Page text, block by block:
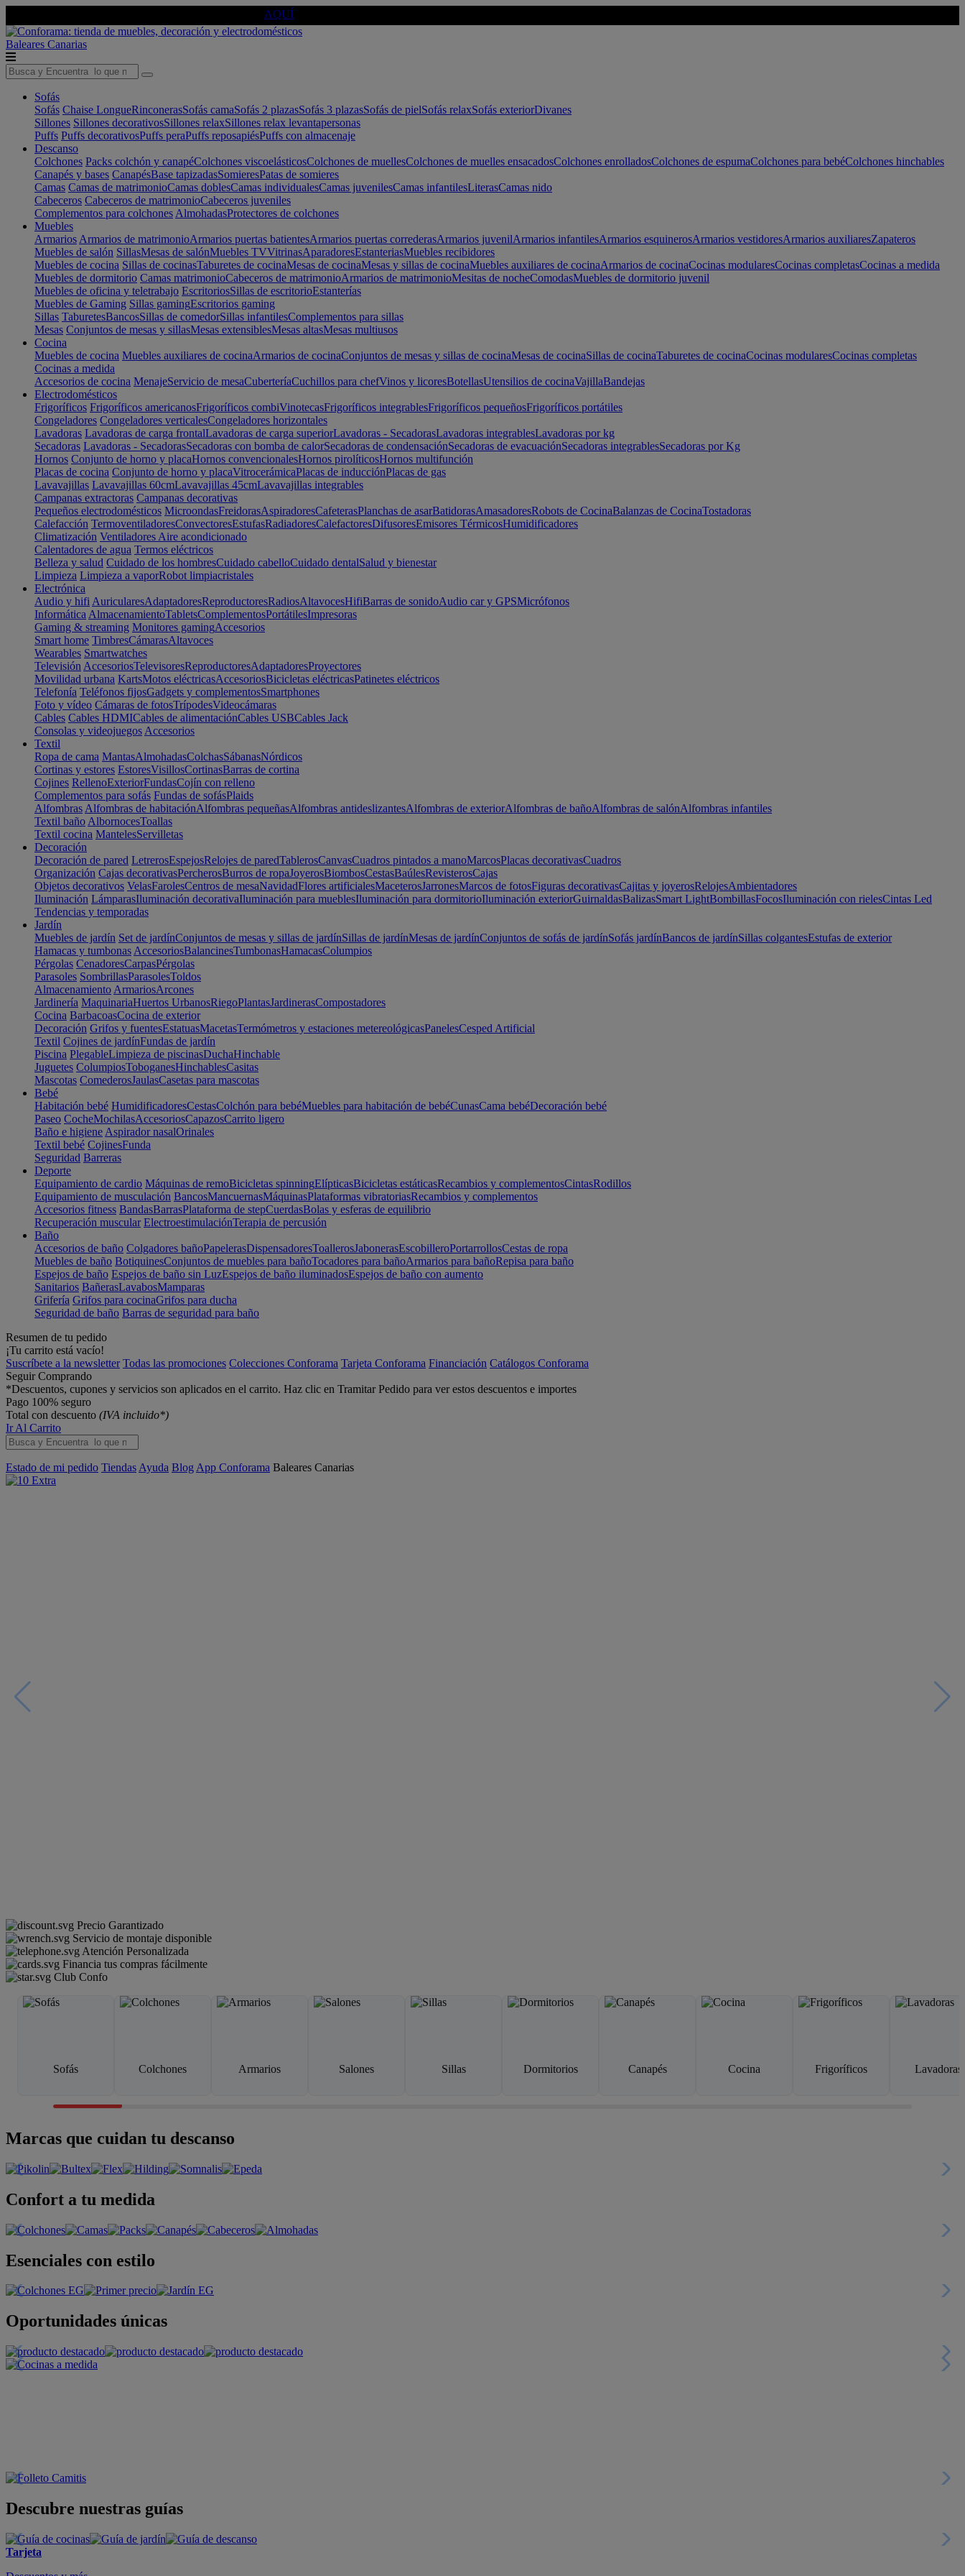
AQUÍ
Baleares Canarias
Sofás
Sofás Chaise LongueRinconerasSofás camaSofás 2 plazasSofás 3 plazasSofás de pielSofás relaxSofás exteriorDivanes
Sillones Sillones decorativosSillones relaxSillones relax levantapersonas
Puffs Puffs decorativosPuffs peraPuffs reposapiésPuffs con almacenaje
Descanso
Colchones Packs colchón y canapéColchones viscoelásticosColchones de muellesColchones de muelles ensacadosColchones enrolladosColchones de espumaColchones para bebéColchones hinchables
Canapés y bases CanapésBase tapizadasSomieresPatas de somieres
Camas Camas de matrimonioCamas doblesCamas individualesCamas juvenilesCamas infantilesLiterasCamas nido
Cabeceros Cabeceros de matrimonioCabeceros juveniles
Complementos para colchones AlmohadasProtectores de colchones
Muebles
Armarios Armarios de matrimonioArmarios puertas batientesArmarios puertas correderasArmarios juvenilArmarios infantilesArmarios esquinerosArmarios vestidoresArmarios auxiliaresZapateros
Muebles de salón SillasMesas de salónMuebles TVVitrinasAparadoresEstanteriasMuebles recibidores
Muebles de cocina Sillas de cocinasTaburetes de cocinaMesas de cocinaMesas y sillas de cocinaMuebles auxiliares de cocinaArmarios de cocinaCocinas modularesCocinas completasCocinas a medida
Muebles de dormitorio Camas matrimonioCabeceros de matrimonioArmarios de matrimonioMesitas de nocheComodasMuebles de dormitorio juvenil
Muebles de oficina y teletrabajo EscritoriosSillas de escritorioEstanterías
Muebles de Gaming Sillas gamingEscritorios gaming
Sillas TaburetesBancosSillas de comedorSillas infantilesComplementos para sillas
Mesas Conjuntos de mesas y sillasMesas extensiblesMesas altasMesas multiusos
Cocina
Muebles de cocina Muebles auxiliares de cocinaArmarios de cocinaConjuntos de mesas y sillas de cocinaMesas de cocinaSillas de cocinaTaburetes de cocinaCocinas modularesCocinas completas
Cocinas a medida
Accesorios de cocina MenajeServicio de mesaCuberteríaCuchillos para chefVinos y licoresBotellasUtensilios de cocinaVajillaBandejas
Electrodomésticos
Frigoríficos Frigoríficos americanosFrigoríficos combiVinotecasFrigoríficos integrablesFrigoríficos pequeñosFrigoríficos portátiles
Congeladores Congeladores verticalesCongeladores horizontales
Lavadoras Lavadoras de carga frontalLavadoras de carga superiorLavadoras - SecadorasLavadoras integrablesLavadoras por kg
Secadoras Lavadoras - SecadorasSecadoras con bomba de calorSecadoras de condensaciónSecadoras de evacuaciónSecadoras integrablesSecadoras por Kg
Hornos Conjunto de horno y placaHornos convencionalesHornos pirolíticosHornos multifunción
Placas de cocina Conjunto de horno y placaVitrocerámicaPlacas de inducciónPlacas de gas
Lavavajillas Lavavajillas 60cmLavavajillas 45cmLavavajillas integrables
Campanas extractoras Campanas decorativas
Pequeños electrodomésticos MicroondasFreidorasAspiradoresCafeterasPlanchas de asarBatidorasAmasadoresRobots de CocinaBalanzas de CocinaTostadoras
Calefacción TermoventiladoresConvectoresEstufasRadiadoresCalefactoresDifusoresEmisores TérmicosHumidificadores
Climatización Ventiladores Aire acondicionado
Calentadores de agua Termos eléctricos
Belleza y salud Cuidado de los hombresCuidado cabelloCuidado dentalSalud y bienestar
Limpieza Limpieza a vaporRobot limpiacristales
Electrónica
Audio y hifi AuricularesAdaptadoresReproductoresRadiosAltavocesHifiBarras de sonidoAudio car y GPSMicrófonos
Informática AlmacenamientoTabletsComplementosPortátilesImpresoras
Gaming & streaming Monitores gamingAccesorios
Smart home TimbresCámarasAltavoces
Wearables Smartwatches
Televisión AccesoriosTelevisoresReproductoresAdaptadoresProyectores
Movilidad urbana KartsMotos eléctricasAccesoriosBicicletas eléctricasPatinetes eléctricos
Telefonía Teléfonos fijosGadgets y complementosSmartphones
Foto y vídeo Cámaras de fotosTrípodesVideocámaras
Cables Cables HDMICables de alimentaciónCables USBCables Jack
Consolas y videojuegos Accesorios
Textil
Ropa de cama MantasAlmohadasColchasSábanasNórdicos
Cortinas y estores EstoresVisillosCortinasBarras de cortina
Cojines RellenoExteriorFundasCojín con relleno
Complementos para sofás Fundas de sofásPlaids
Alfombras Alfombras de habitaciónAlfombras pequeñasAlfombras antideslizantesAlfombras de exteriorAlfombras de bañoAlfombras de salónAlfombras infantiles
Textil baño AlbornocesToallas
Textil cocina MantelesServilletas
Decoración
Decoración de pared LetrerosEspejosRelojes de paredTablerosCanvasCuadros pintados a manoMarcosPlacas decorativasCuadros
Organización Cajas decorativasPercherosBurros de ropaJoyerosBiombosCestasBaúlesRevisterosCajas
Objetos decorativos VelasFarolesCentros de mesaNavidadFlores artificialesMaceterosJarronesMarcos de fotosFiguras decorativasCajitas y joyerosRelojesAmbientadores
Iluminación LámparasIluminación decorativaIluminación para mueblesIluminación para dormitorioIluminación exteriorGuirnaldasBalizasSmart LightBombillasFocosIluminación con rielesCintas Led
Tendencias y temporadas
Jardín
Muebles de jardín Set de jardínConjuntos de mesas y sillas de jardínSillas de jardínMesas de jardínConjuntos de sofás de jardínSofás jardínBancos de jardínSillas colgantesEstufas de exterior
Hamacas y tumbonas AccesoriosBalancinesTumbonasHamacasColumpios
Pérgolas CenadoresCarpasPérgolas
Parasoles SombrillasParasolesToldos
Almacenamiento ArmariosArcones
Jardinería MaquinariaHuertos UrbanosRiegoPlantasJardinerasCompostadores
Cocina BarbacoasCocina de exterior
Decoración Grifos y fuentesEstatuasMacetasTermómetros y estaciones metereológicasPanelesCesped Artificial
Textil Cojines de jardínFundas de jardín
Piscina PlegableLimpieza de piscinasDuchaHinchable
Juguetes ColumpiosToboganesHinchablesCasitas
Mascotas ComederosJaulasCasetas para mascotas
Bebé
Habitación bebé HumidificadoresCestasColchón para bebéMuebles para habitación de bebéCunasCama bebéDecoración bebé
Paseo CocheMochilasAccesoriosCapazosCarrito ligero
Baño e higiene Aspirador nasalOrinales
Textil bebé CojinesFunda
Seguridad Barreras
Deporte
Equipamiento de cardio Máquinas de remoBicicletas spinningElípticasBicicletas estáticasRecambios y complementosCintasRodillos
Equipamiento de musculación BancosMancuernasMáquinasPlataformas vibratoriasRecambios y complementos
Accesorios fitness BandasBarrasPlataforma de stepCuerdasBolas y esferas de equilibrio
Recuperación muscular ElectroestimulaciónTerapia de percusión
Baño
Accesorios de baño Colgadores bañoPapelerasDispensadoresToallerosJabonerasEscobilleroPortarrollosCestas de ropa
Muebles de baño BotiquinesConjuntos de muebles para bañoTocadores para bañoArmarios para bañoRepisa para baño
Espejos de baño Espejos de baño sin LuzEspejos de baño iluminadosEspejos de baño con aumento
Sanitarios BañerasLavabosMamparas
Grifería Grifos para cocinaGrifos para ducha
Seguridad de baño Barras de seguridad para baño
Resumen de tu pedido
¡Tu carrito está vacío!
Suscríbete a la newsletter Todas las promociones Colecciones Conforama Tarjeta Conforama Financiación Catálogos Conforama
Seguir Comprando
*Descuentos, cupones y servicios son aplicados en el carrito. Haz clic en Tramitar Pedido para ver estos descuentos e importes
Pago 100% seguro
Total con descuento (IVA incluido*)
Ir Al Carrito
Estado de mi pedido Tiendas Ayuda Blog App Conforama Baleares Canarias
Precio Garantizado
Servicio de montaje disponible
Atención Personalizada
Financia tus compras fácilmente
Club Confo
Sofás Colchones Armarios Salones Sillas Dormitorios Canapés Cocina Frigoríficos Lavadoras
Marcas que cuidan tu descanso
Confort a tu medida
Esenciales con estilo
Oportunidades únicas
Descubre nuestras guías
Tarjeta